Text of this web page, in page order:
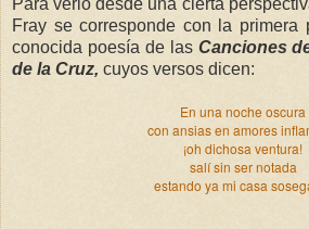
Fray se corresponde con la primera
conocida poesía de las Canciones
de la Cruz, cuyos versos dicen:
En una noche oscura
con ansias en amores
¡oh dichosa ventura!
salí sin ser notada
estando ya mi casa